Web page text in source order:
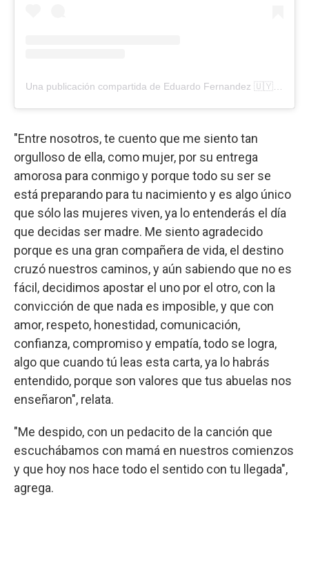
"Entre nosotros, te cuento que me siento tan
orgulloso de ella, como mujer, por su entrega
amorosa para conmigo y porque todo su ser se
está preparando para tu nacimiento y es algo único
que sólo las mujeres viven, ya lo entenderás el día
que decidas ser madre. Me siento agradecido
porque es una gran compañera de vida, el destino
cruzó nuestros caminos, y aún sabiendo que no es
fácil, decidimos apostar el uno por el otro, con la
convicción de que nada es imposible, y que con
amor, respeto, honestidad, comunicación,
confianza, compromiso y empatía, todo se logra,
algo que cuando tú leas esta carta, ya lo habrás
entendido, porque son valores que tus abuelas nos
enseñaron", relata.
"Me despido, con un pedacito de la canción que
escuchábamos con mamá en nuestros comienzos
y que hoy nos hace todo el sentido con tu llegada",
agrega.